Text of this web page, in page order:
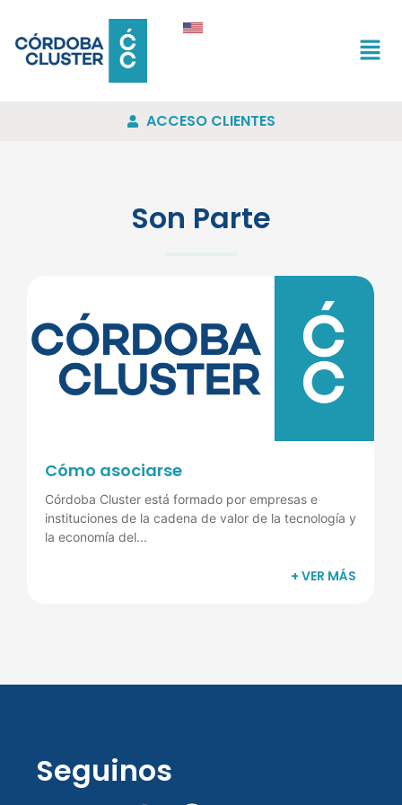
ACCESO CLIENTES
Son Parte
Cómo asociarse
Córdoba Cluster está formado por empresas e
instituciones de la cadena de valor de la tecnología y
la economía del...
+ VER MÁS
Seguinos